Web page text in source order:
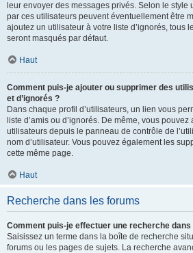
leur envoyer des messages privés. Selon le
par ces utilisateurs peuvent éventuellement être
ajoutez un utilisateur à votre liste d’ignorés, tous
seront masqués par défaut.
Haut
Comment puis-je ajouter ou supprimer des
et d’ignorés ?
Dans chaque profil d’utilisateurs, un lien vous
liste d’amis ou d’ignorés. De même, vous
utilisateurs depuis le panneau de contrôle de
nom d’utilisateur. Vous pouvez également les
cette même page.
Haut
Recherche dans les forums
Comment puis-je effectuer une recherche
Saisissez un terme dans la boîte de recherche
forums ou les pages de sujets. La recherche